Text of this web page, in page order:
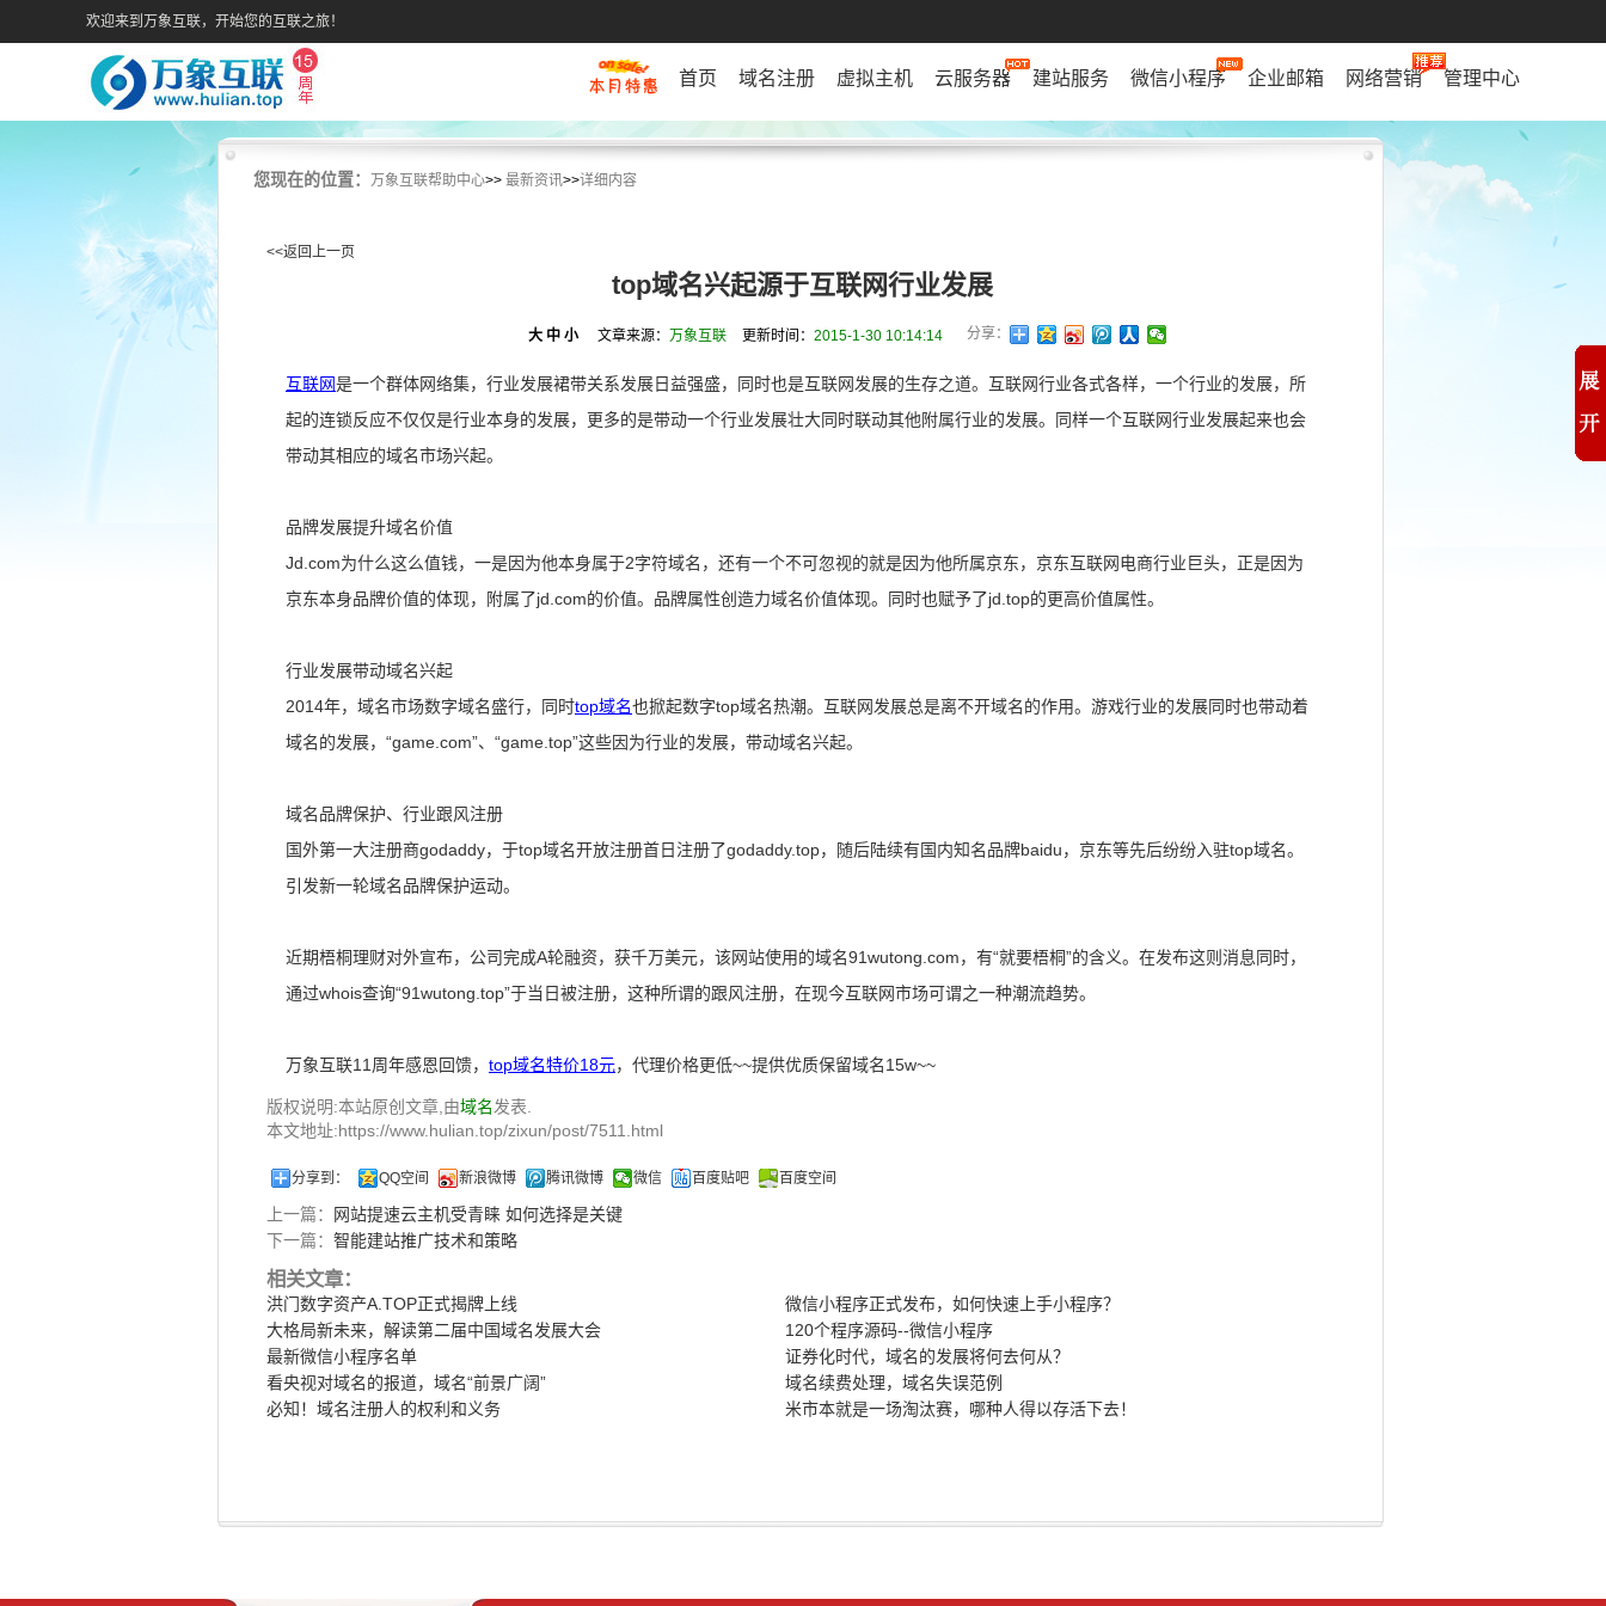
欢迎来到万象互联，开始您的互联之旅！
首页 域名注册 虚拟主机 云服务器 建站服务 微信小程序 企业邮箱 网络营销 管理中心
您现在的位置： 万象互联帮助中心>> 最新资讯>>详细内容
<<返回上一页
top域名兴起源于互联网行业发展
大 中 小 文章来源： 万象互联 更新时间： 2015-1-30 10:14:14 分享：
互联网是一个群体网络集，行业发展裙带关系发展日益强盛，同时也是互联网发展的生存之道。互联网行业各式各样，一个行业的发展，所
起的连锁反应不仅仅是行业本身的发展，更多的是带动一个行业发展壮大同时联动其他附属行业的发展。同样一个互联网行业发展起来也会
带动其相应的域名市场兴起。
品牌发展提升域名价值
Jd.com为什么这么值钱，一是因为他本身属于2字符域名，还有一个不可忽视的就是因为他所属京东，京东互联网电商行业巨头，正是因为
京东本身品牌价值的体现，附属了jd.com的价值。品牌属性创造力域名价值体现。同时也赋予了jd.top的更高价值属性。
行业发展带动域名兴起
2014年，域名市场数字域名盛行，同时top域名也掀起数字top域名热潮。互联网发展总是离不开域名的作用。游戏行业的发展同时也带动着
域名的发展，“game.com”、“game.top”这些因为行业的发展，带动域名兴起。
域名品牌保护、行业跟风注册
国外第一大注册商godaddy，于top域名开放注册首日注册了godaddy.top，随后陆续有国内知名品牌baidu，京东等先后纷纷入驻top域名。
引发新一轮域名品牌保护运动。
近期梧桐理财对外宣布，公司完成A轮融资，获千万美元，该网站使用的域名91wutong.com，有“就要梧桐”的含义。在发布这则消息同时，
通过whois查询“91wutong.top”于当日被注册，这种所谓的跟风注册，在现今互联网市场可谓之一种潮流趋势。
万象互联11周年感恩回馈， top域名特价18元，代理价格更低~~提供优质保留域名15w~~
版权说明:本站原创文章,由域名发表.
本文地址:https://www.hulian.top/zixun/post/7511.html
分享到： QQ空间 新浪微博 腾讯微博 微信 百度贴吧 百度空间
上一篇：
网站提速云主机受青睐 如何选择是关键
下一篇： 智能建站推广技术和策略
相关文章：
洪门数字资产A.TOP正式揭牌上线
微信小程序正式发布，如何快速上手小程序？
大格局新未来，解读第二届中国域名发展大会
120个程序源码--微信小程序
最新微信小程序名单
证券化时代，域名的发展将何去何从？
看央视对域名的报道，域名“前景广阔”
域名续费处理，域名失误范例
必知！域名注册人的权利和义务
米市本就是一场淘汰赛，哪种人得以存活下去！